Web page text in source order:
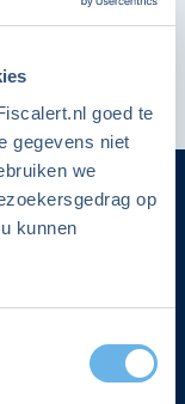
goed te
gegevens niet
we
op
kunnen